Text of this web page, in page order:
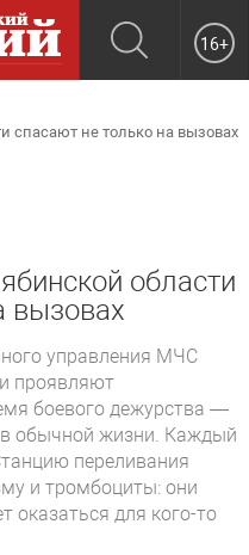
16+
спасают не только на вызовах
области
вызовах
управления МЧС
проявляют
боевого дежурства —
обычной жизни. Каждый
переливания
и тромбоциты: они
оказаться для кого-то